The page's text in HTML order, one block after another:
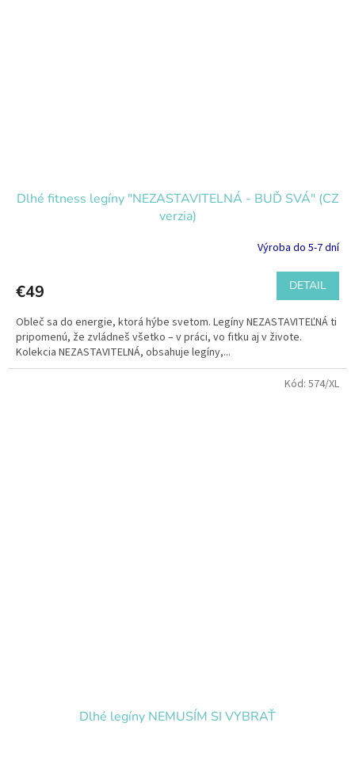
Dlhé fitness legíny "NEZASTAVITELNÁ - BUĎ SVÁ" (CZ
verzia)
Výroba do 5-7 dní
€49 DETAIL
Obleč sa do energie, ktorá hýbe svetom. Legíny NEZASTAVITEĽNÁ ti
pripomenú, že zvládneš všetko – v práci, vo fitku aj v živote.
Kolekcia NEZASTAVITELNÁ, obsahuje legíny,...
Dlhé legíny NEMUSÍM SI VYBRAŤ
Kód: 574/XL